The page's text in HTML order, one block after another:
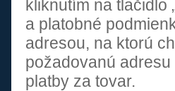
kliknutím na tlačidlo
a platobné
adresou, na ktorú
požadovanú
platby za tovar.